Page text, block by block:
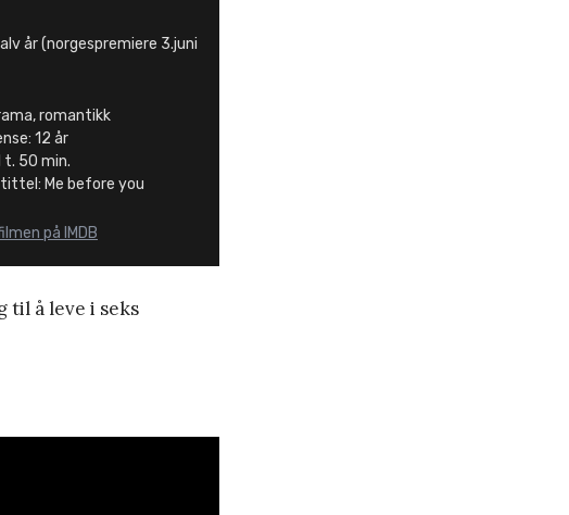
år (norgespremiere 3.juni
romantikk
12 år
t. 50 min.
tittel: Me before you
på IMDB
til å leve i seks